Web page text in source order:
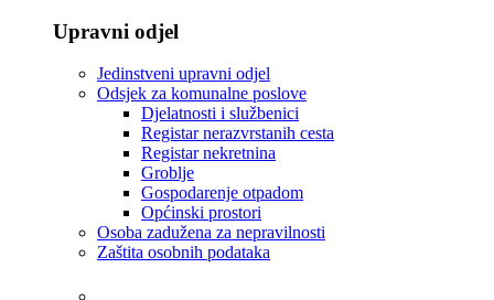
Upravni odjel
Jedinstveni upravni odjel
Odsjek za komunalne poslove
Djelatnosti i službenici
Registar nerazvrstanih cesta
Registar nekretnina
Groblje
Gospodarenje otpadom
Općinski prostori
Osoba zadužena za nepravilnosti
Zaštita osobnih podataka